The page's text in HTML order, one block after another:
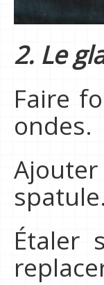
2. Le
Faire
ondes.
spatule.
Étaler